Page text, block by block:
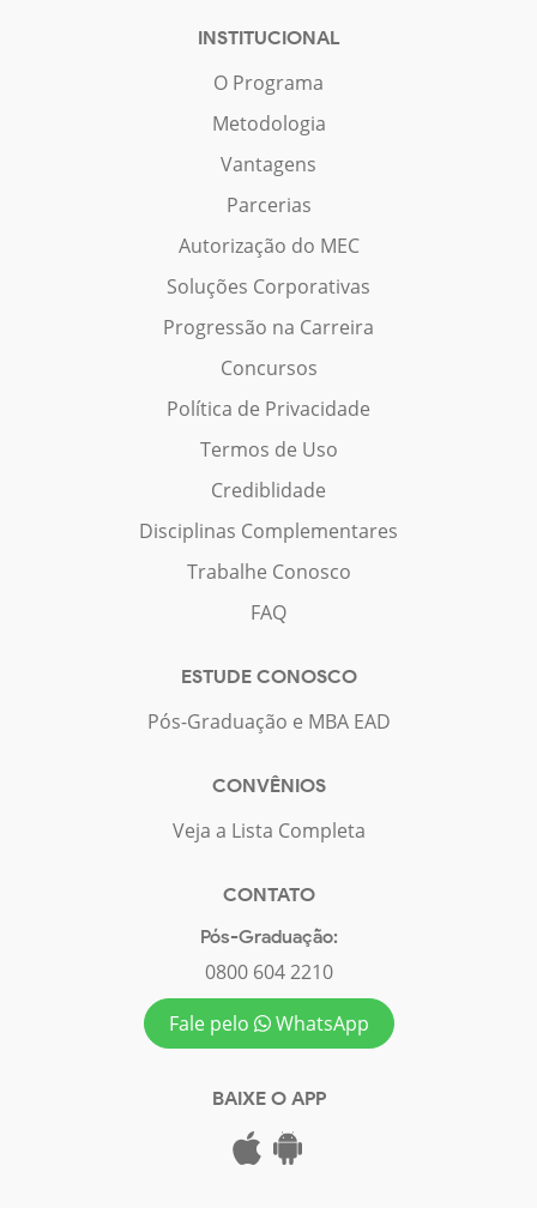
INSTITUCIONAL
O Programa
Metodologia
Vantagens
Parcerias
Autorização do MEC
Soluções Corporativas
Progressão na Carreira
Concursos
Política de Privacidade
Termos de Uso
Crediblidade
Disciplinas Complementares
Trabalhe Conosco
FAQ
ESTUDE CONOSCO
Pós-Graduação e MBA EAD
CONVÊNIOS
Veja a Lista Completa
CONTATO
Pós-Graduação:
0800 604 2210
Fale pelo
WhatsApp
BAIXE O APP